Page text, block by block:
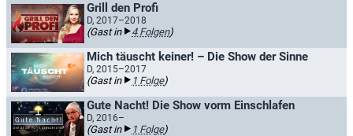
Grill den Profi
D, 2017–2018
(Gast in 4 Folgen)
Mich täuscht keiner! – Die Show der Sinne
D, 2015–2017
(Gast in 1 Folge)
Gute Nacht! Die Show vorm Einschlafen
D, 2016–
(Gast in 1 Folge)